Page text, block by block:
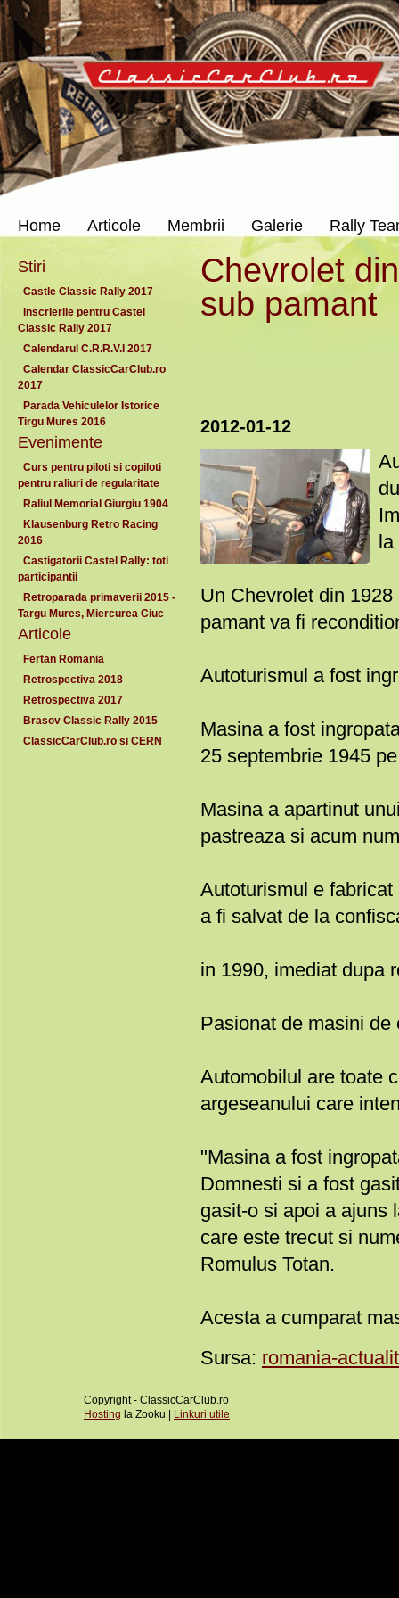
Home Articole Membrii Galerie Rally
Stiri
Castle Classic Rally 2017
Inscrierile pentru Castel
Classic Rally 2017
Calendarul C.R.R.V.I 2017
Calendar ClassicCarClub.ro
2017
Parada Vehiculelor Istorice
Tirgu Mures 2016
Evenimente
Curs pentru piloti si copiloti
pentru raliuri de regularitate
Raliul Memorial Giurgiu 1904
Klausenburg Retro Racing
2016
Castigatorii Castel Rally: toti
participantii
Retroparada primaverii 2015 -
Targu Mures, Miercurea Ciuc
Articole
Fertan Romania
Retrospectiva 2018
Retrospectiva 2017
Brasov Classic Rally 2015
ClassicCarClub.ro si CERN
Chevrolet
sub pamant
2012-01-12
la
Un Chevrolet din
pamant va fi
Autoturismul a fost
Masina a fost
25 septembrie 1945
Masina a apartinut
pastreaza si acum
Autoturismul e
a fi salvat de la
in 1990, imediat dupa
Pasionat de masini de
Automobilul are toate
argeseanului care
"Masina a fost
Domnesti si a fost
gasit-o si apoi a ajuns
care este trecut si
Romulus Totan.
Acesta a cumparat
Sursa: romania-
Copyright - ClassicCarClub.ro
Hosting la Zooku | Linkuri utile